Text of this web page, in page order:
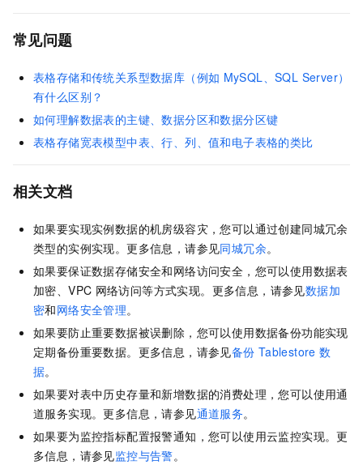
常见问题
表格存储和传统关系型数据库（例如 MySQL、SQL Server）
有什么区别？
如何理解数据表的主键、数据分区和数据分区键
表格存储宽表模型中表、行、列、值和电子表格的类比
相关文档
如果要实现实例数据的机房级容灾，您可以通过创建同城冗余
类型的实例实现。更多信息，请参见同城冗余。
如果要保证数据存储安全和网络访问安全，您可以使用数据表
加密、VPC 网络访问等方式实现。更多信息，请参见数据加
密和网络安全管理。
如果要防止重要数据被误删除，您可以使用数据备份功能实现
定期备份重要数据。更多信息，请参见备份 Tablestore 数
据。
如果要对表中历史存量和新增数据的消费处理，您可以使用通
道服务实现。更多信息，请参见通道服务。
如果要为监控指标配置报警通知，您可以使用云监控实现。更
多信息，请参见监控与告警。